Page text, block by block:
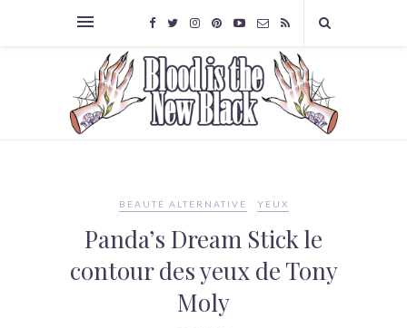
BEAUTÉ ALTERNATIVE YEUX
Panda’s Dream Stick le
contour des yeux de Tony
Moly